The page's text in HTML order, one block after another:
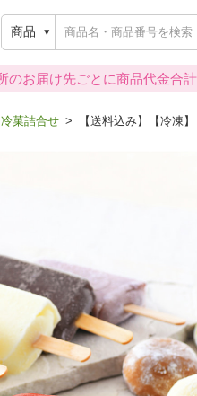
商品
お届け先ごとに商品代金合
冷菓詰合せ 【送料込み】【冷凍